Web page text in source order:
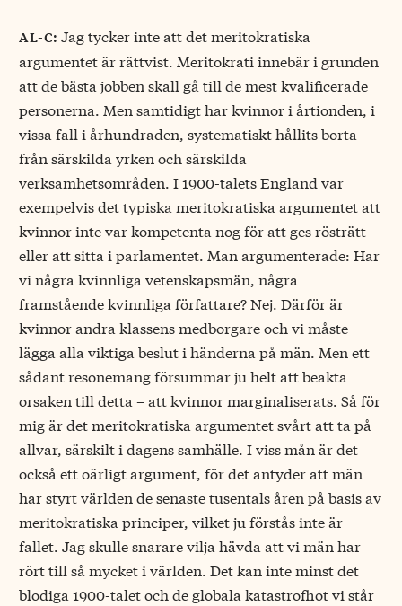
al-c: Jag tycker inte att det meritokratiska
argumentet är rättvist. Meritokrati innebär i grunden
att de bästa jobben skall gå till de mest kvalificerade
personerna. Men samtidigt har kvinnor i årtionden, i
vissa fall i århundraden, systematiskt hållits borta
från särskilda yrken och särskilda
verksamhetsområden. I 1900-talets England var
exempelvis det typiska meritokratiska argumentet att
kvinnor inte var kompetenta nog för att ges rösträtt
eller att sitta i parlamentet. Man argumenterade: Har
vi några kvinnliga vetenskapsmän, några
framstående kvinnliga författare? Nej. Därför är
kvinnor andra klassens medborgare och vi måste
lägga alla viktiga beslut i händerna på män. Men ett
sådant resonemang försummar ju helt att beakta
orsaken till detta – att kvinnor marginaliserats. Så för
mig är det meritokratiska argumentet svårt att ta på
allvar, särskilt i dagens samhälle. I viss mån är det
också ett oärligt argument, för det antyder att män
har styrt världen de senaste tusentals åren på basis av
meritokratiska principer, vilket ju förstås inte är
fallet. Jag skulle snarare vilja hävda att vi män har
rört till så mycket i världen. Det kan inte minst det
blodiga 1900-talet och de globala katastrofhot vi står